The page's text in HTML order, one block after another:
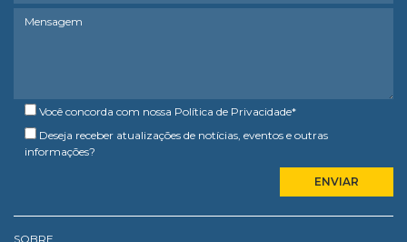
Você concorda com nossa Política de Privacidade*
Deseja receber atualizações de notícias, eventos e outras
informações?
SOBRE